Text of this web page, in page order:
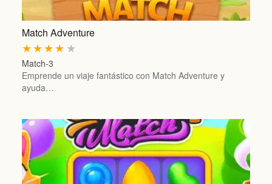
Match Adventure
★
★
★
★
★
Match-3
Emprende un viaje fantástico con Match Adventure y
ayuda…